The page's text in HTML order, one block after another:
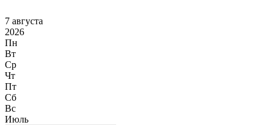
7 августа
2026
Пн
Вт
Ср
Чт
Пт
Сб
Вс
Июль